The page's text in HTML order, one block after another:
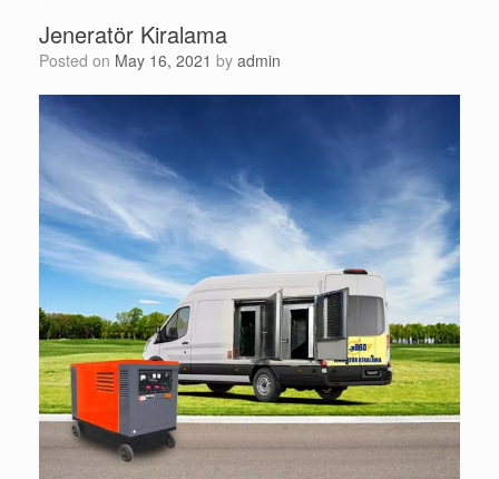
Jeneratör Kiralama
Posted on May 16, 2021 by admin